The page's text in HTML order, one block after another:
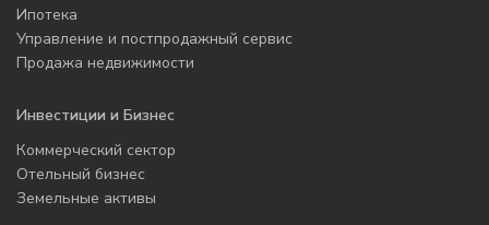
Ипотека
Управление и постпродажный сервис
Продажа недвижимости
Инвестиции и Бизнес
Коммерческий сектор
Отельный бизнес
Земельные активы